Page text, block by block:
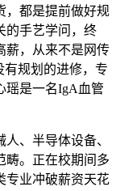
，都是提前做好规
的手艺学问，终
薪，从来不是网传
有规划的进修，专
瑶是一名IgA血管
、半导体设备、
畴。正在校期间多
专业冲破薪资天花